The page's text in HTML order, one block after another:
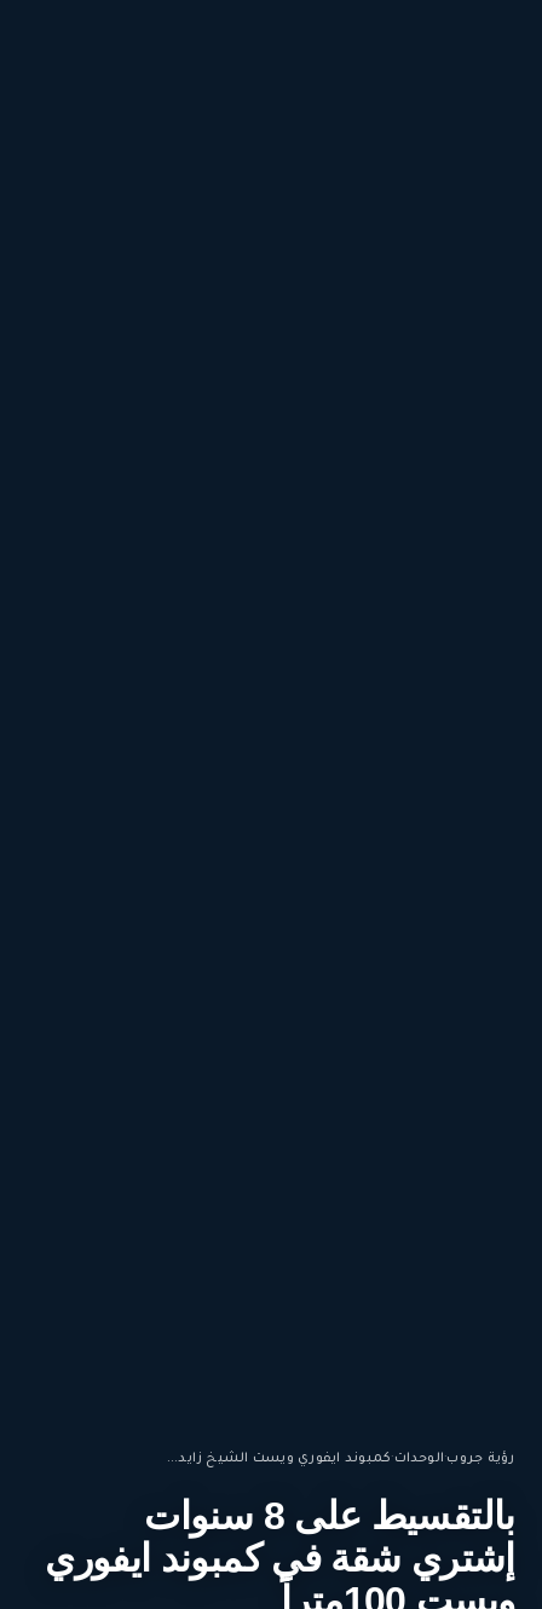
رؤية جروب·الوحدات·كمبوند ايفوري ويست الشيخ زايد...
بالتقسيط على 8 سنوات
إشتري شقة في كمبوند ايفوري